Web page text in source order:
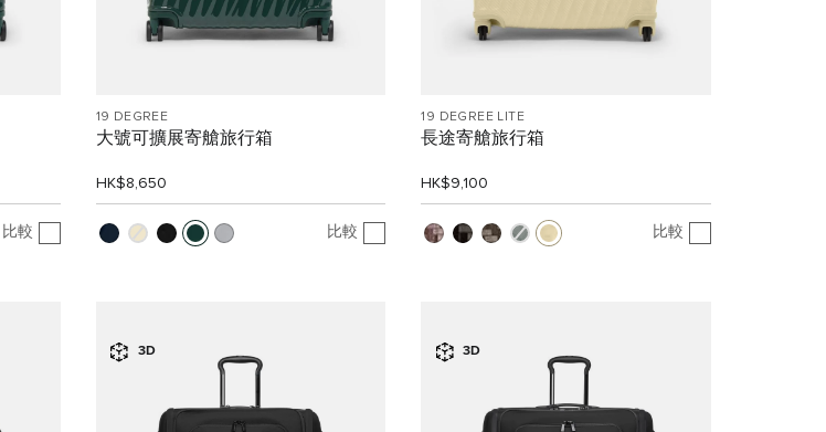
比較
19 DEGREE
大號可擴展寄艙旅行箱
HK$8,650
比較
19 DEGREE LITE
長途寄艙旅行箱
HK$9,100
比較
3D 3D